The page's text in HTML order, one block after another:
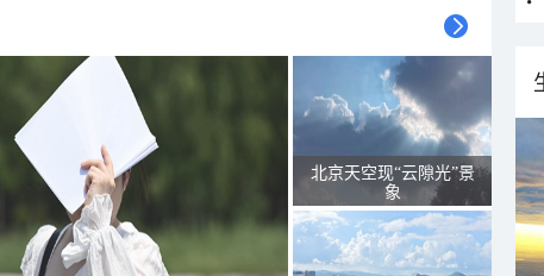
北京天空现“云隙光”景
象